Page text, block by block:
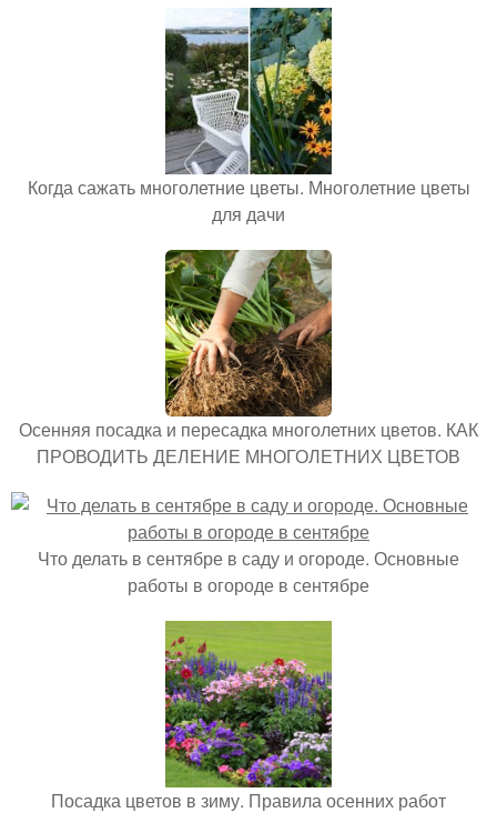
Когда сажать многолетние цветы. Многолетние цветы
для дачи
Осенняя посадка и пересадка многолетних цветов. КАК
ПРОВОДИТЬ ДЕЛЕНИЕ МНОГОЛЕТНИХ ЦВЕТОВ
Что делать в сентябре в саду и огороде. Основные
работы в огороде в сентябре
Посадка цветов в зиму. Правила осенних работ